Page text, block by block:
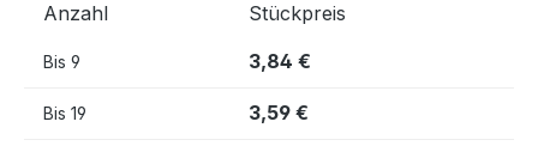
Anzahl Stückpreis
Bis 9 3,84 €
Bis 19 3,59 €